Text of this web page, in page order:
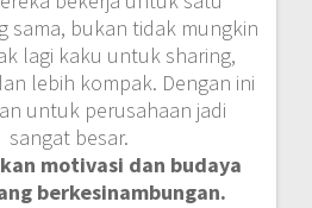
sama, bukan tidak mungkin
lagi kaku untuk sharing,
lebih kompak. Dengan ini
untuk perusahaan jadi
sangat besar.
motivasi dan budaya
berkesinambungan.